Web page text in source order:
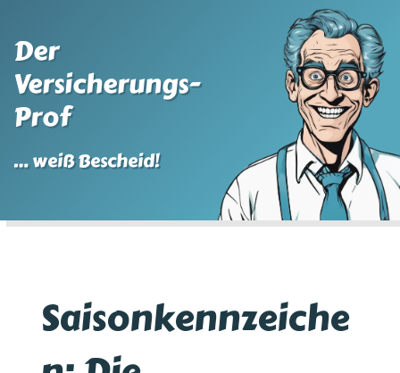
Der
Versicherungs-
Prof
… weiß Bescheid!
Saisonkennzeiche